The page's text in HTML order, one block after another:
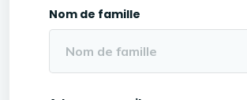
Nom de famille